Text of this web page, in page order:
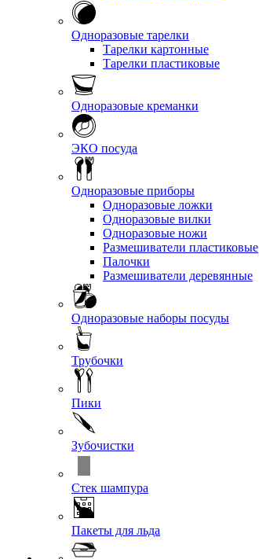
Одноразовые тарелки
Тарелки картонные
Тарелки пластиковые
Одноразовые креманки
ЭКО посуда
Одноразовые приборы
Одноразовые ложки
Одноразовые вилки
Одноразовые ножи
Размешиватели пластиковые
Палочки
Размешиватели деревянные
Одноразовые наборы посуды
Трубочки
Пики
Зубочистки
Стек шампура
Пакеты для льда